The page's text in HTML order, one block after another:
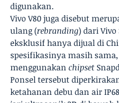
digunakan.
Vivo V80 juga disebut
ulang (rebranding) dari
eksklusif hanya dijual di
spesifikasinya masih sama,
menggunakan chipset
Ponsel tersebut
ketahanan debu dan air